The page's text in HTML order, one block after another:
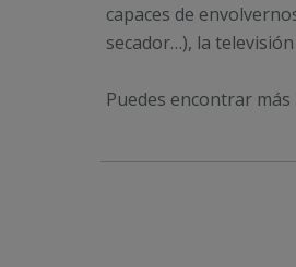
capaces de
secador…), la
Puedes encontrar